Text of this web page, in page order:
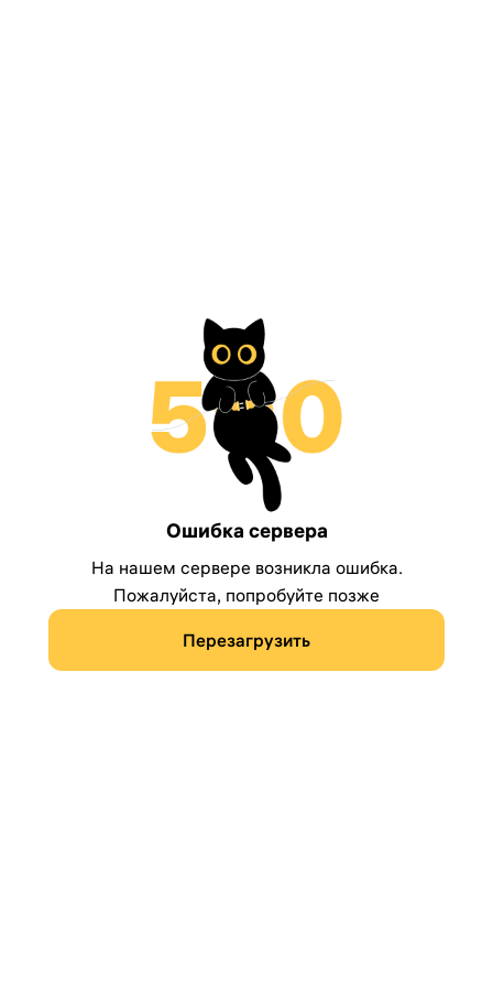
Ошибка сервера
На нашем сервере возникла ошибка.
Пожалуйста, попробуйте позже
Перезагрузить